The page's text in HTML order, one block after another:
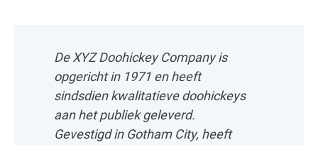
De XYZ Doohickey Company is
opgericht in 1971 en heeft
sindsdien kwalitatieve doohickeys
aan het publiek geleverd.
Gevestigd in Gotham City, heeft